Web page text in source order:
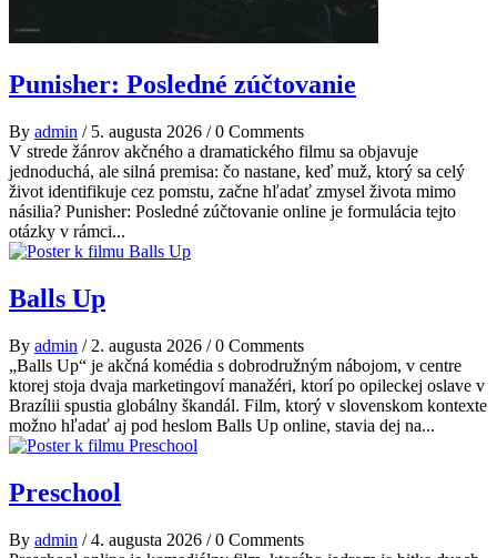
Punisher: Posledné zúčtovanie
By admin / 5. augusta 2026 /0 Comments
V strede žánrov akčného a dramatického filmu sa objavuje
jednoduchá, ale silná premisa: čo nastane, keď muž, ktorý sa celý
život identifikuje cez pomstu, začne hľadať zmysel života mimo
násilia? Punisher: Posledné zúčtovanie online je formulácia tejto
otázky v rámci...
Balls Up
By admin / 2. augusta 2026 /0 Comments
„Balls Up“ je akčná komédia s dobrodružným nábojom, v centre
ktorej stoja dvaja marketingoví manažéri, ktorí po opileckej oslave v
Brazílii spustia globálny škandál. Film, ktorý v slovenskom kontexte
možno hľadať aj pod heslom Balls Up online, stavia dej na...
Preschool
By admin /4. augusta 2026 /0 Comments